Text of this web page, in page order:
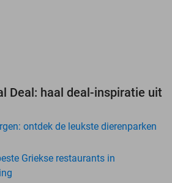
Deal: haal deal-inspiratie uit
ontdek de leukste dierenparken
Griekse restaurants in